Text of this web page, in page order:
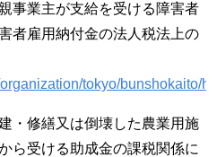
事業主が支給を受ける障害者
者雇用納付金の法人税法上の
tokyo/bunshokaito/
・修繕又は倒壊した農業用施
ら受ける助成金の課税関係に